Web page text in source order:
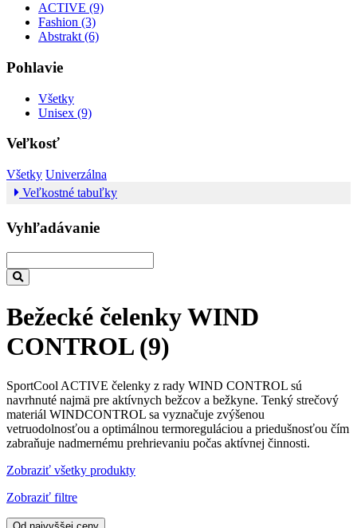
ACTIVE (9)
Fashion (3)
Abstrakt (6)
Pohlavie
Všetky
Unisex (9)
Veľkosť
Všetky Univerzálna
Veľkostné tabuľky
Vyhľadávanie
Bežecké čelenky WIND
CONTROL (9)
SportCool ACTIVE čelenky z rady WIND CONTROL sú
navrhnuté najmä pre aktívnych bežcov a bežkyne. Tenký strečový
materiál WINDCONTROL sa vyznačuje zvýšenou
vetruodolnosťou a optimálnou termoreguláciou a priedušnosťou čím
zabraňuje nadmernému prehrievaniu počas aktívnej činnosti.
Zobraziť všetky produkty
Zobraziť filtre
Od najvyššej ceny